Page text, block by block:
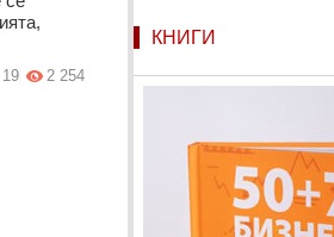
2 254
19
КНИГИ